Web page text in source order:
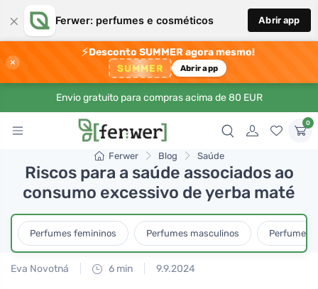
× Ferwer: perfumes e cosméticos Abrir app
×
⚡Desconto SUMMER agora mesmo!
SUMMER Abrir app
Envio gratuito para compras acima de 80 EUR
0
Ferwer Blog Saúde
Riscos para a saúde associados ao
consumo excessivo de yerba maté
Perfumes femininos Perfumes masculinos Perfumes
Eva Novotná 6 min 9.9.2024